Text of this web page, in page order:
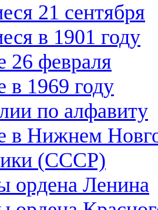
21 сентября
в 1901 году
26 февраля
1969 году
по алфавиту
в Нижнем
(СССР)
ордена Ленина